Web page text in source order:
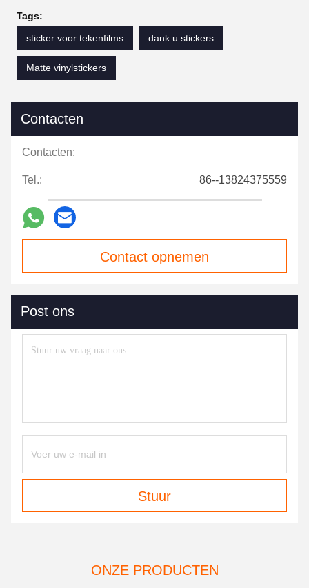
Tags:
sticker voor tekenfilms
dank u stickers
Matte vinylstickers
Contacten
Contacten:
Tel.: 86--13824375559
Contact opnemen
Post ons
Stuur
ONZE PRODUCTEN